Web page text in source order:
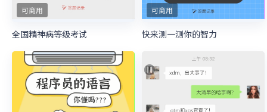
可商用
全国精神病等级考试
可商用
快来测一测你的智力